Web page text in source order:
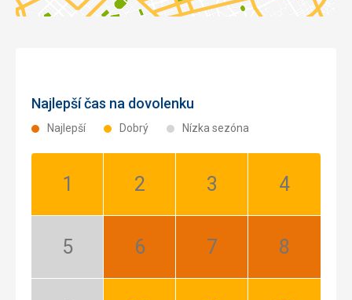
Najlepší čas na dovolenku
Najlepší Dobrý Nízka sezóna
Január:
Február:
Marec:
Apríl:
Máj:
Jún:
Júl:
August: